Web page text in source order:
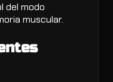
del modo
muscular.